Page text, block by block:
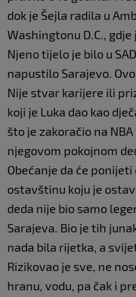
dok je Šejla radila u
Washingtonu D.C., gdje
Njeno tijelo je bilo u
napustilo Sarajevo.
Nije stvar karijere ili
koji je Luka dao kao
što je zakoračio na
njegovom pokojnom
Obećanje da će
ostavštinu koju je
deda nije bio samo
Sarajeva. Bio je tih
nada bila rijetka, a
Rizikovao je sve, ne
hranu, vodu, pa čak i